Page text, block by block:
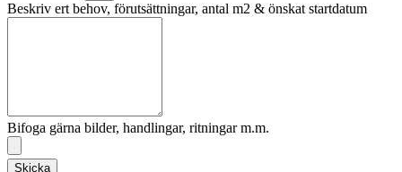
Beskriv ert behov, förutsättningar, antal m2 & önskat startdatum
Bifoga gärna bilder, handlingar, ritningar m.m.
Skicka